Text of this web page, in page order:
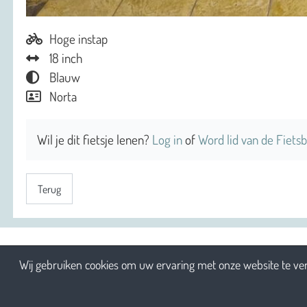
Wij gebruiken cookies om uw ervaring met onze website te
Hoge instap
18 inch
Blauw
Norta
Wil je dit fietsje lenen? Log inofWord lid van de
Terug